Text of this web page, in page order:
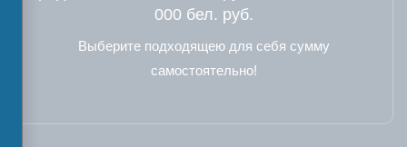
000 бел. руб.
Выберите подходящею для себя сумму
самостоятельно!